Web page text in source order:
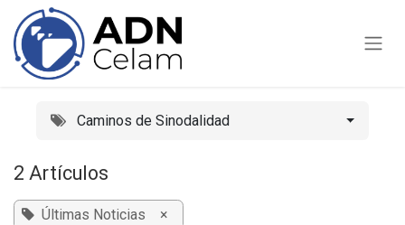
Ir al contenido
Caminos de Sinodalidad
2 Artículos
Últimas Noticias ×